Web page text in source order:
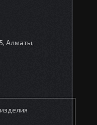
Алматы,